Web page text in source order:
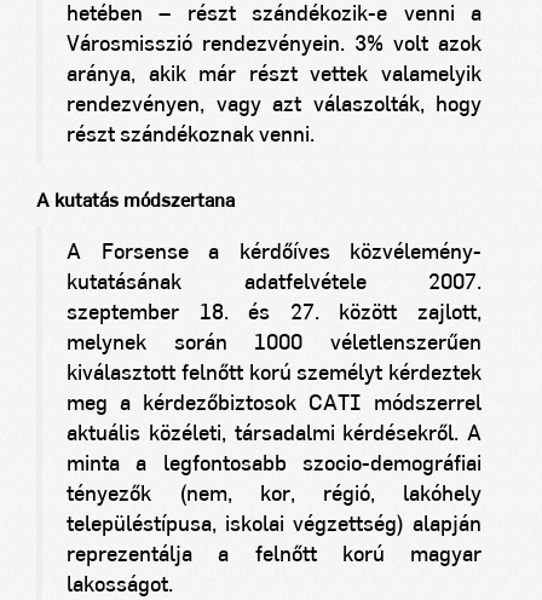
hetében – részt szándékozik-e venni a
Városmisszió rendezvényein. 3% volt azok
aránya, akik már részt vettek valamelyik
rendezvényen, vagy azt válaszolták, hogy
részt szándékoznak venni.
A kutatás módszertana
A Forsense a kérdőíves közvélemény-
kutatásának adatfelvétele 2007.
szeptember 18. és 27. között zajlott,
melynek során 1000 véletlenszerűen
kiválasztott felnőtt korú személyt kérdeztek
meg a kérdezőbiztosok CATI módszerrel
aktuális közéleti, társadalmi kérdésekről. A
minta a legfontosabb szocio-demográfiai
tényezők (nem, kor, régió, lakóhely
településtípusa, iskolai végzettség) alapján
reprezentálja a felnőtt korú magyar
lakosságot.